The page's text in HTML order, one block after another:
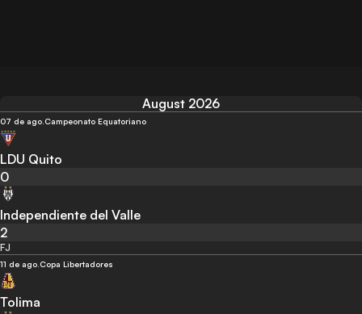
August 2026
07 de ago. Campeonato Equatoriano
LDU Quito
0
Independiente del Valle
2
FJ
11 de ago. Copa Libertadores
Tolima